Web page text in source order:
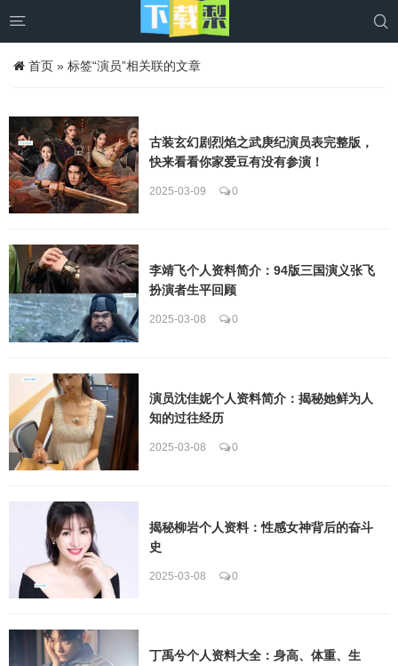
 
首页 » 标签“演员”相关联的文章
古装玄幻剧烈焰之武庚纪演员表完整版，
快来看看你家爱豆有没有参演！
2025-03-09 0
李靖飞个人资料简介：94版三国演义张飞
扮演者生平回顾
2025-03-08 0
演员沈佳妮个人资料简介：揭秘她鲜为人
知的过往经历
2025-03-08 0
揭秘柳岩个人资料：性感女神背后的奋斗
史
2025-03-08 0
丁禹兮个人资料大全：身高、体重、生